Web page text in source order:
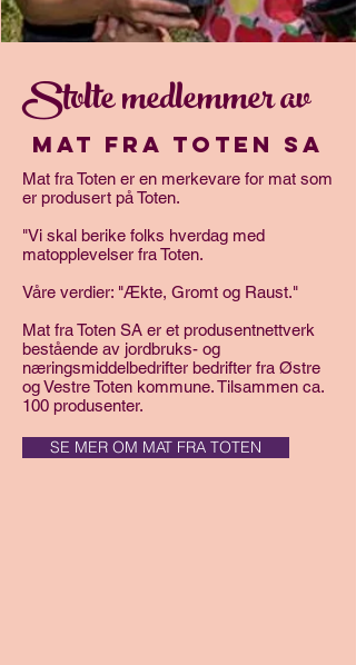
Stolte medlemmer av
Mat fra toten SA
Mat fra Toten er en merkevare for mat som
er produsert på Toten.
"Vi skal berike folks hverdag med
matopplevelser fra Toten.
Våre verdier: "Ækte, Gromt og Raust."
Mat fra Toten SA er et produsentnettverk
bestående av jordbruks- og
næringsmiddelbedrifter bedrifter fra Østre
og Vestre Toten kommune. Tilsammen ca.
100 produsenter.
SE MER OM MAT FRA TOTEN